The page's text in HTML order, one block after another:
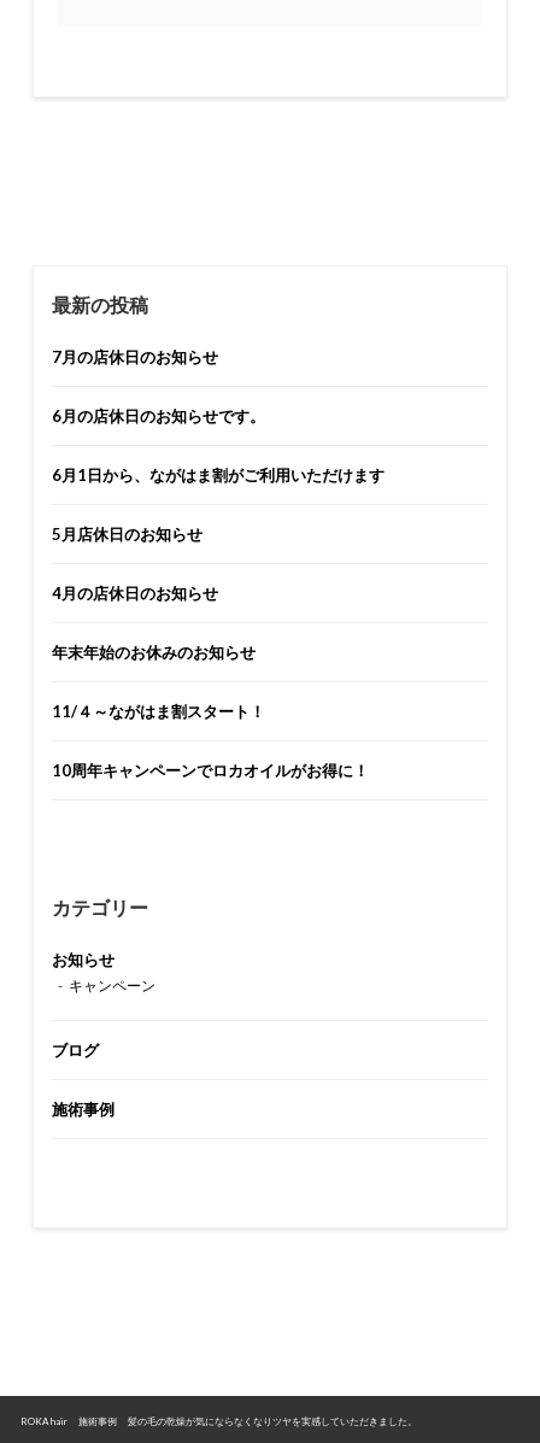
最新の投稿
7月の店休日のお知らせ
6月の店休日のお知らせです。
6月1日から、ながはま割がご利用いただけます
5月店休日のお知らせ
4月の店休日のお知らせ
年末年始のお休みのお知らせ
11/４～ながはま割スタート！
10周年キャンペーンでロカオイルがお得に！
カテゴリー
お知らせ
キャンペーン
ブログ
施術事例
ROKA hair 施術事例 髪の毛の乾燥が気にならなくなりツヤを実感していただきました。